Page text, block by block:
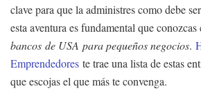
clave para que la administres como debe
esta aventura es fundamental que conozcas
bancos de USA para pequeños negocios.
Emprendedores te trae una lista de estas
que escojas el que más te convenga.